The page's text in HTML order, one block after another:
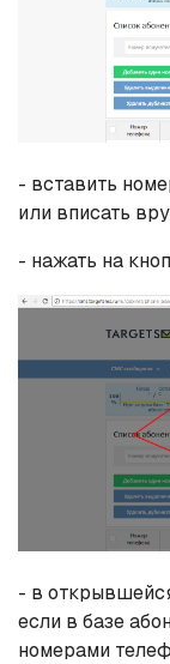
- вставить
или вписать
- нажать на
- в
если в базе
номерами